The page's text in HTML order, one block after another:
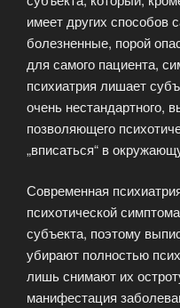
имеет других способов
болезненные, порой
для самого пациента,
психиатрия лишает
очень нестандартного,
позволяющего
„вписаться“ в
Современная
психотической
субъекта, поэтому
убирают полностью
лишь снимают их
манифестация